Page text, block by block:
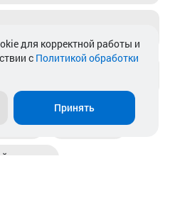
Магазины
расчет
для корректной работы и
с Политикой обработки
Принять